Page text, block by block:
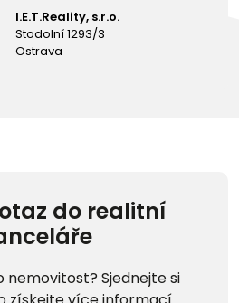
I.E.T.Reality, s.r.o.
Stodolní 1293/3
Ostrava
do realitní
nemovitost? Sjednejte si